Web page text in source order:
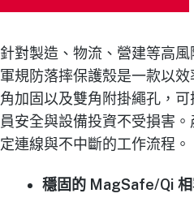
針對製造、物流、營建等高
軍規防落摔保護殼是一款以
角加固以及雙角附掛繩孔，
員安全與設備投資不受損害
定連線與不中斷的工作流程。
穩固的 MagSafe/Qi